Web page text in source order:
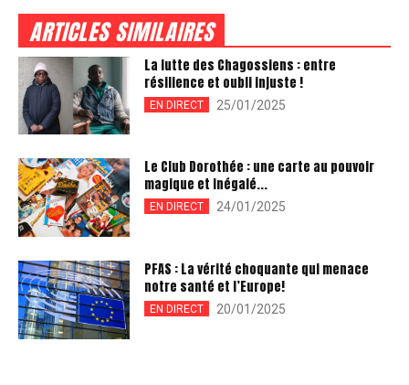
ARTICLES SIMILAIRES
La lutte des Chagossiens : entre
résilience et oubli injuste !
EN DIRECT 25/01/2025
Le Club Dorothée : une carte au pouvoir
magique et inégalé...
EN DIRECT 24/01/2025
PFAS : La vérité choquante qui menace
notre santé et l’Europe!
EN DIRECT 20/01/2025